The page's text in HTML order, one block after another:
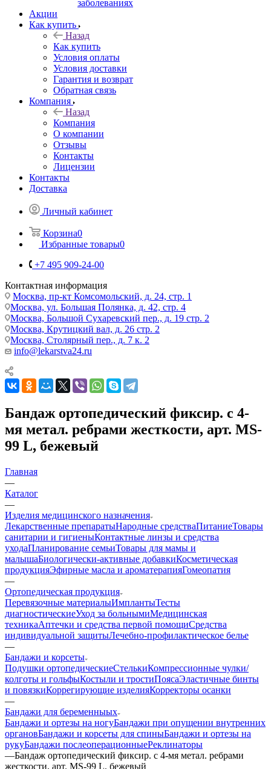
заболеваниях
Акции
Как купить
Назад
Как купить
Условия оплаты
Условия доставки
Гарантия и возврат
Обратная связь
Компания
Назад
Компания
О компании
Отзывы
Контакты
Лицензии
Контакты
Доставка
Личный кабинет
Корзина0
Избранные товары0
+7 495 909-24-00
Контактная информация
Москва, пр-кт Комсомольский, д. 24, стр. 1
Москва, ул. Большая Полянка, д. 42, стр. 4
Москва, Большой Сухаревский пер., д. 19 стр. 2
Москва, Крутицкий вал, д. 26 стр. 2
Москва, Столярный пер., д. 7 к. 2
info@lekarstva24.ru
Бандаж ортопедический фиксир. с 4-
мя метал. ребрами жесткости, арт. MS-
99 L, бежевый
Главная
—
Каталог
—
Изделия медицинского назначения
Лекарственные препаратыНародные средстваПитаниеТовары
санитарии и гигиеныКонтактные линзы и средства
уходаПланирование семьиТовары для мамы и
малышаБиологически-активные добавкиКосметическая
продукцияЭфирные масла и ароматерапияГомеопатия
—
Ортопедическая продукция
Перевязочные материалыИмплантыТесты
диагностическиеУход за больнымиМедицинская
техникаАптечки и средства первой помощиСредства
индивидуальной защитыЛечебно-профилактическое белье
—
Бандажи и корсеты
Подушки ортопедическиеСтелькиКомпрессионные чулки/
колготы и гольфыКостыли и тростиПоясаЭластичные бинты
и повязкиКоррегирующие изделияКорректоры осанки
—
Бандажи для беременныых
Бандажи и ортезы на ногуБандажи при опущении внутренних
органовБандажи и корсеты для спиныБандажи и ортезы на
рукуБандажи послеоперационныеРеклинаторы
—Бандаж ортопедический фиксир. с 4-мя метал. ребрами
жесткости, арт. MS-99 L, бежевый